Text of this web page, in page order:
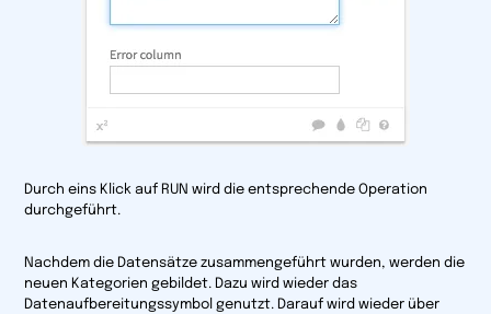
Durch eins Klick auf RUN wird die entsprechende Operation
durchgeführt.
Nachdem die Datensätze zusammengeführt wurden, werden die
neuen Kategorien gebildet. Dazu wird wieder das
Datenaufbereitungssymbol genutzt. Darauf wird wieder über